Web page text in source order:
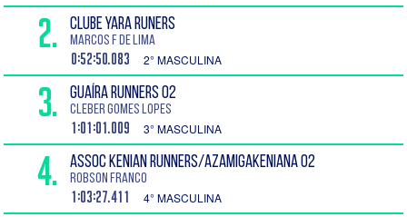
2. CLUBE YARA RUNERS
Marcos F de Lima
0:52:50.083 2° MASCULINA
3. GUAÍRA RUNNERS 02
Cleber Gomes Lopes
1:01:01.009 3° MASCULINA
4. ASSOC KENIAN RUNNERS/AZAMIGAKENIANA 02
Robson Franco
1:03:27.411 4° MASCULINA